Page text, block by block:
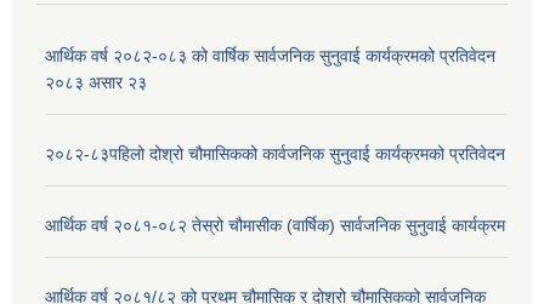
आर्थिक वर्ष २०८२-०८३ को वार्षिक सार्वजनिक सुनुवाई कार्यक्रमको प्रतिवेदन
२०८३ असार २३
२०८२-८३पहिलो दोश्रो चौमासिकको कार्वजनिक सुनुवाई कार्यक्रमको प्रतिवेदन
आर्थिक वर्ष २०८१-०८२ तेस्रो चौमासीक (वार्षिक) सार्वजनिक सुनुवाई कार्यक्रम
आर्थिक वर्ष २०८१/८२ को प्रथम चौमासिक र दोश्रो चौमासिकको सार्वजनिक